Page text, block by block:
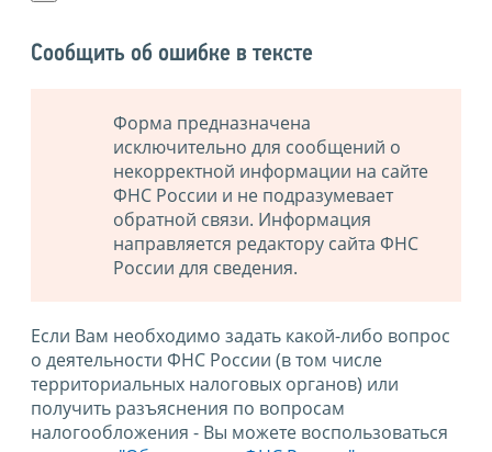
Сообщить об ошибке в тексте
Форма предназначена
исключительно для сообщений о
некорректной информации на сайте
ФНС России и не подразумевает
обратной связи. Информация
направляется редактору сайта ФНС
России для сведения.
Если Вам необходимо задать какой-либо вопрос
о деятельности ФНС России (в том числе
территориальных налоговых органов) или
получить разъяснения по вопросам
налогообложения - Вы можете воспользоваться